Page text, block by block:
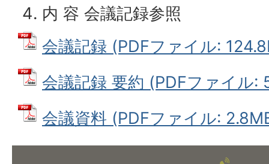
内 容 会議記録参照
会議記録 (PDFファイル:
会議記録 要約 (PDFファイル:
会議資料 (PDFファイル: